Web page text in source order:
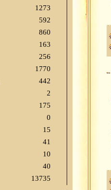
1273
592
860
163
256
1770
442
2
175
0
15
41
10
40
13735